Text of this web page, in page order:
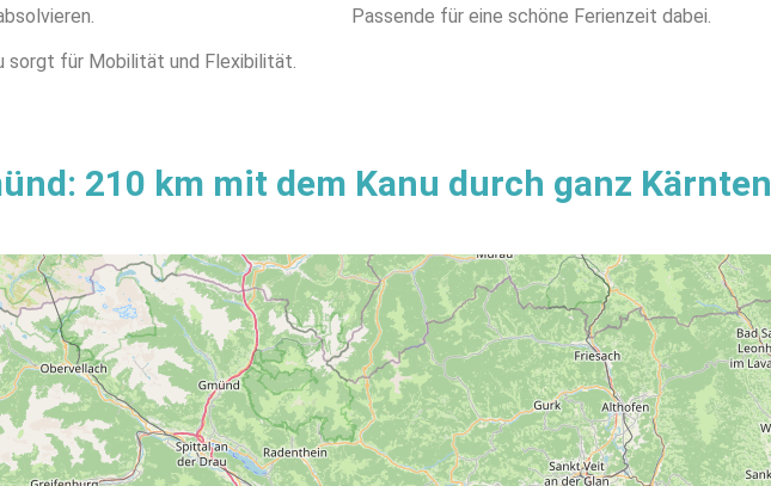
sorgt für Mobilität und Flexibilität.
Passende für eine schöne Ferienzeit dabei.
210 km mit dem Kanu durch ganz Kärnten